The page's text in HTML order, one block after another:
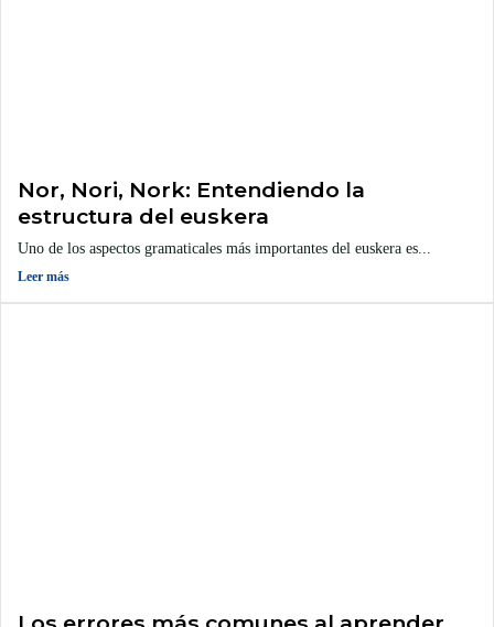
Nor, Nori, Nork: Entendiendo la
estructura del euskera
Uno de los aspectos gramaticales más importantes del euskera es...
Leer más